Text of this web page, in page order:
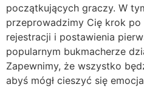
początkujących graczy. W
przeprowadzimy Cię krok
rejestracji i postawienia
popularnym bukmacherze
Zapewnimy, że wszystko
abyś mógł cieszyć się